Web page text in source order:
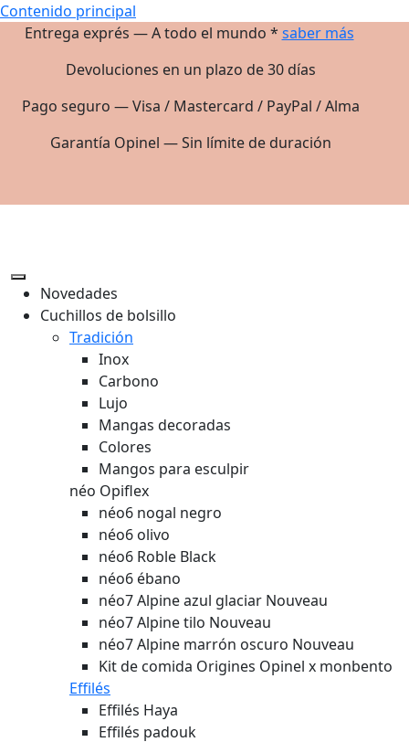
Contenido principal
Entrega exprés — A todo el mundo * saber más
Devoluciones en un plazo de 30 días
Pago seguro — Visa / Mastercard / PayPal / Alma
Garantía Opinel — Sin límite de duración
Novedades
Cuchillos de bolsillo
Tradición
Inox
Carbono
Lujo
Mangas decoradas
Colores
Mangos para esculpir
néo Opiflex
néo6 nogal negro
néo6 olivo
néo6 Roble Black
néo6 ébano
néo7 Alpine azul glaciar Nouveau
néo7 Alpine tilo Nouveau
néo7 Alpine marrón oscuro Nouveau
Kit de comida Origines Opinel x monbento
Effilés
Effilés Haya
Effilés padouk